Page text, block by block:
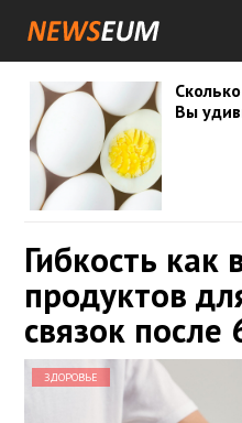
Вы
Гибкость как
продуктов
связок после
ЗДОРОВЬЕ